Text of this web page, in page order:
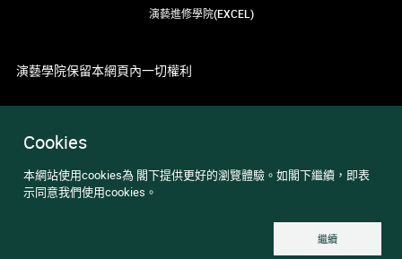
Cookies
本網站使用cookies為 閣下提供更好的瀏覽體驗。如閣下繼續，即表
示同意我們使用cookies。
繼續
演藝進修學院(EXCEL)
演藝學院保留本網頁內一切權利